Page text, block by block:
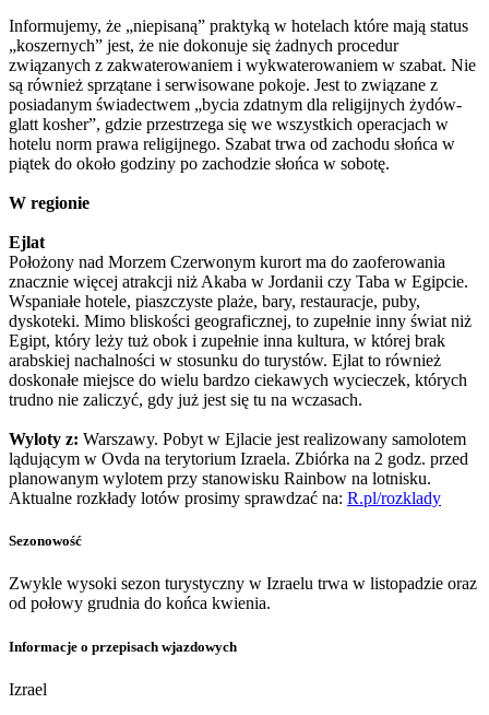
Informujemy, że „niepisaną” praktyką w hotelach które mają status
„koszernych” jest, że nie dokonuje się żadnych procedur
związanych z zakwaterowaniem i wykwaterowaniem w szabat. Nie
są również sprzątane i serwisowane pokoje. Jest to związane z
posiadanym świadectwem „bycia zdatnym dla religijnych żydów-
glatt kosher”, gdzie przestrzega się we wszystkich operacjach w
hotelu norm prawa religijnego. Szabat trwa od zachodu słońca w
piątek do około godziny po zachodzie słońca w sobotę.
W regionie
Ejlat
Położony nad Morzem Czerwonym kurort ma do zaoferowania
znacznie więcej atrakcji niż Akaba w Jordanii czy Taba w Egipcie.
Wspaniałe hotele, piaszczyste plaże, bary, restauracje, puby,
dyskoteki. Mimo bliskości geograficznej, to zupełnie inny świat niż
Egipt, który leży tuż obok i zupełnie inna kultura, w której brak
arabskiej nachalności w stosunku do turystów. Ejlat to również
doskonałe miejsce do wielu bardzo ciekawych wycieczek, których
trudno nie zaliczyć, gdy już jest się tu na wczasach.
Wyloty z: Warszawy. Pobyt w Ejlacie jest realizowany samolotem
lądującym w Ovda na terytorium Izraela. Zbiórka na 2 godz. przed
planowanym wylotem przy stanowisku Rainbow na lotnisku.
Aktualne rozkłady lotów prosimy sprawdzać na: R.pl/rozklady
Sezonowość
Zwykle wysoki sezon turystyczny w Izraelu trwa w listopadzie oraz
od połowy grudnia do końca kwienia.
Informacje o przepisach wjazdowych
Izrael